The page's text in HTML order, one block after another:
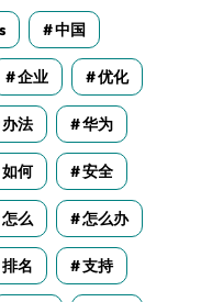
中国
企业 优化
办法 华为
如何 安全
怎么 怎么办
排名 支持